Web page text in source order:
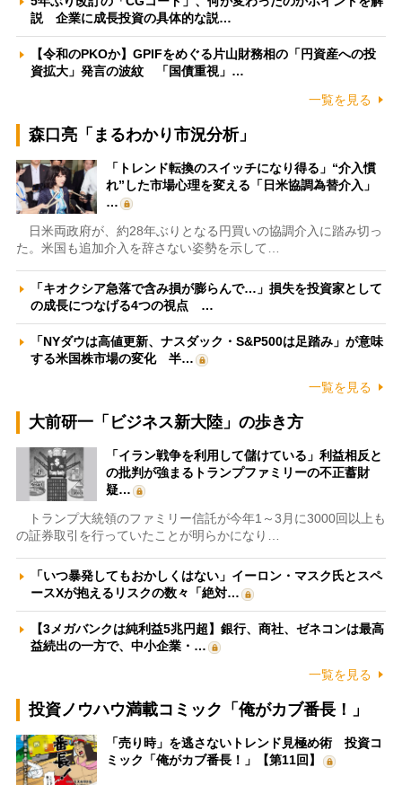
説 企業に成長投資の具体的な説…
【令和のPKOか】GPIFをめぐる片山財務相の「円資産への投
資拡大」発言の波紋 「国債重視」…
一覧を見る
森口亮「まるわかり市況分析」
「トレンド転換のスイッチになり得る」“介入慣
れ”した市場心理を変える「日米協調為替介入」
…
日米両政府が、約28年ぶりとなる円買いの協調介入に踏み切っ
た。米国も追加介入を辞さない姿勢を示して…
「キオクシア急落で含み損が膨らんで…」損失を投資家として
の成長につなげる4つの視点 …
「NYダウは高値更新、ナスダック・S&P500は足踏み」が意味
する米国株市場の変化 半…
一覧を見る
大前研一「ビジネス新大陸」の歩き方
「イラン戦争を利用して儲けている」利益相反と
の批判が強まるトランプファミリーの不正蓄財
疑…
トランプ大統領のファミリー信託が今年1～3月に3000回以上も
の証券取引を行っていたことが明らかになり…
「いつ暴発してもおかしくはない」イーロン・マスク氏とスペ
ースXが抱えるリスクの数々「絶対…
【3メガバンクは純利益5兆円超】銀行、商社、ゼネコンは最高
益続出の一方で、中小企業・…
一覧を見る
投資ノウハウ満載コミック「俺がカブ番長！」
「売り時」を逃さないトレンド見極め術 投資コ
ミック「俺がカブ番長！」【第11回】